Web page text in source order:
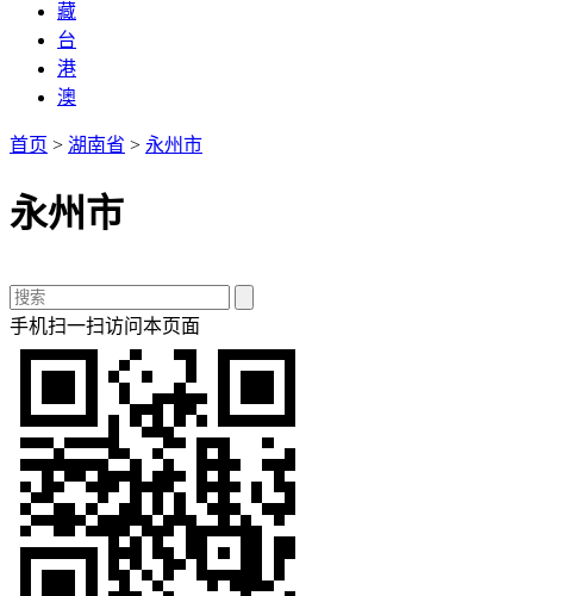
藏
台
港
澳
首页 > 湖南省 > 永州市
永州市
手机扫一扫访问本页面